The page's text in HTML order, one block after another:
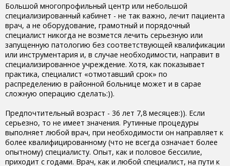
Большой многопрофильный центр или небольшой
специализированный кабинет - не так важно, лечит пациента
врач, а не оборудование, грамотный и порядочный
специалист никогда не возмется лечить серьезную или
запущенную патологию без соответствующей квалификации
или инструментария и, в случае необходимости, направит в
специализированное учреждение. Хотя, как показывает
практика, специалист «отмотавший срок» по
распределению в районной больнице может и в сарае
сложную операцию сделать:)).
Предпочтительный возраст - 36 лет 7,8 месяцев:)). Если
серьезно, то не имеет значения. Рутинные процедуры
выполняет любой врач, при необходимости он направляет к
более квалифицированному (что не всегда означает более
опытному) специалисту. Опыт, как и половое бессилие,
приходит с годами. Врач, как и любой специалист, на пути к